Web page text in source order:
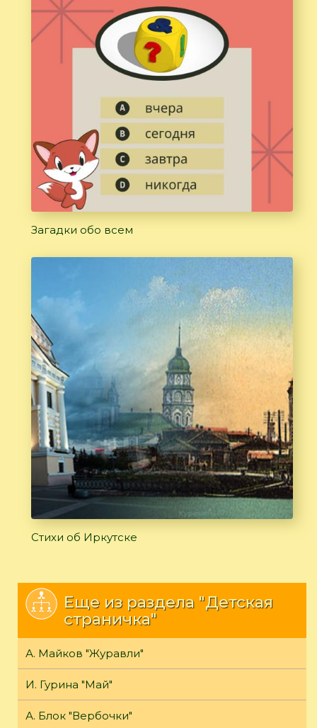
Загадки обо всем
Стихи об Иркутске
Еще из раздела "Детская
страничка"
А. Майков "Журавли"
И. Гурина "Май"
А. Блок "Вербочки"